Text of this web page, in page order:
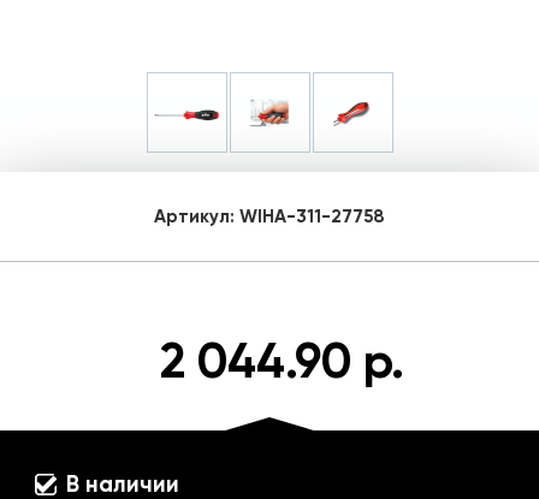
Артикул: WIHA-311-27758
2 044.90 р.
В наличии